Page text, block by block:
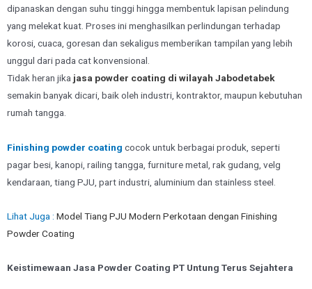
dipanaskan dengan suhu tinggi hingga membentuk lapisan pelindung
yang melekat kuat. Proses ini menghasilkan perlindungan terhadap
korosi, cuaca, goresan dan sekaligus memberikan tampilan yang lebih
unggul dari pada cat konvensional.
Tidak heran jika jasa powder coating di wilayah Jabodetabek
semakin banyak dicari, baik oleh industri, kontraktor, maupun kebutuhan
rumah tangga.
Finishing powder coating cocok untuk berbagai produk, seperti
pagar besi, kanopi, railing tangga, furniture metal, rak gudang, velg
kendaraan, tiang PJU, part industri, aluminium dan stainless steel.
Lihat Juga : Model Tiang PJU Modern Perkotaan dengan Finishing
Powder Coating
Keistimewaan Jasa Powder Coating PT Untung Terus Sejahtera